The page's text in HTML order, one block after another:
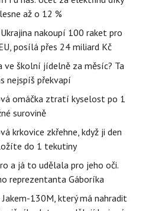
až o 12 %
nakoupí 100 raket pro
posílá přes 24 miliard Kč
ve školní jídelně za měsíc? Ta
nejspíš překvapí
omáčka ztratí kyselost po 1
surovině
krkovice zkřehne, když ji den
do 1 tekutiny
a já to udělala pro jeho oči.
reprezentanta Gáboríka
130M, který má nahradit